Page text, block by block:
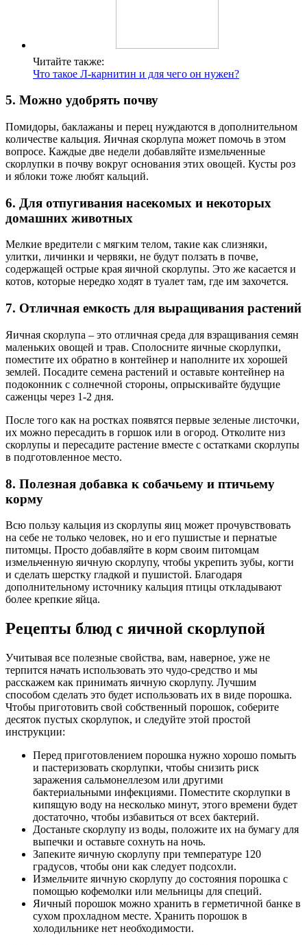
Читайте также:
Что такое Л-карнитин и для чего он нужен?
5. Можно удобрять почву
Помидоры, баклажаны и перец нуждаются в дополнительном
количестве кальция. Яичная скорлупа может помочь в этом
вопросе. Каждые две недели добавляйте измельченные
скорлупки в почву вокруг основания этих овощей. Кусты роз
и яблоки тоже любят кальций.
6. Для отпугивания насекомых и некоторых
домашних животных
Мелкие вредители с мягким телом, такие как слизняки,
улитки, личинки и червяки, не будут ползать в почве,
содержащей острые края яичной скорлупы. Это же касается и
котов, которые нередко ходят в туалет там, где им захочется.
7. Отличная емкость для выращивания растений
Яичная скорлупа – это отличная среда для взращивания семян
маленьких овощей и трав. Сполосните яичные скорлупки,
поместите их обратно в контейнер и наполните их хорошей
землей. Посадите семена растений и оставьте контейнер на
подоконник с солнечной стороны, опрыскивайте будущие
саженцы через 1-2 дня.
После того как на ростках появятся первые зеленые листочки,
их можно пересадить в горшок или в огород. Отколите низ
скорлупы и пересадите растение вместе с остатками скорлупы
в подготовленное место.
8. Полезная добавка к собачьему и птичьему
корму
Всю пользу кальция из скорлупы яиц может прочувствовать
на себе не только человек, но и его пушистые и пернатые
питомцы. Просто добавляйте в корм своим питомцам
измельченную яичную скорлупу, чтобы укрепить зубы, когти
и сделать шерстку гладкой и пушистой. Благодаря
дополнительному источнику кальция птицы откладывают
более крепкие яйца.
Рецепты блюд с яичной скорлупой
Учитывая все полезные свойства, вам, наверное, уже не
терпится начать использовать это чудо-средство и мы
расскажем как принимать яичную скорлупу. Лучшим
способом сделать это будет использовать их в виде порошка.
Чтобы приготовить свой собственный порошок, соберите
десяток пустых скорлупок, и следуйте этой простой
инструкции:
Перед приготовлением порошка нужно хорошо помыть
и пастеризовать скорлупки, чтобы снизить риск
заражения сальмонеллезом или другими
бактериальными инфекциями. Поместите скорлупки в
кипящую воду на несколько минут, этого времени будет
достаточно, чтобы избавиться от всех бактерий.
Достаньте скорлупу из воды, положите их на бумагу для
выпечки и оставьте сохнуть на ночь.
Запеките яичную скорлупу при температуре 120
градусов, чтобы они как следует подсохли.
Измельчите яичную скорлупу до состояния порошка с
помощью кофемолки или мельницы для специй.
Яичный порошок можно хранить в герметичной банке в
сухом прохладном месте. Хранить порошок в
холодильнике нет необходимости.